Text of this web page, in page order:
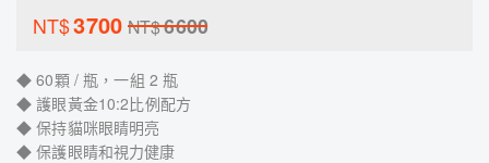
NT$3700 NT$6600
◆ 60顆 / 瓶，一組 2 瓶
◆ 護眼黃金10:2比例配方
◆ 保持貓咪眼睛明亮
◆ 保護眼睛和視力健康